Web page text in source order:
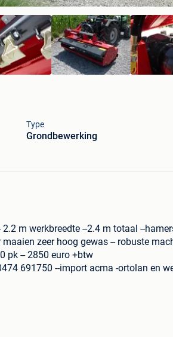
Type
Grondbewerking
m werkbreedte --2.4 m totaal --
zeer hoog gewas -- robuste
pk -- 2850 euro +btw
691750 --import acma -ortolan en